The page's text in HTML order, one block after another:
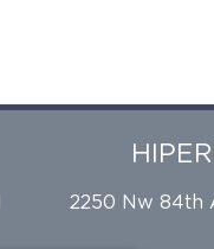
2250 Nw 84th